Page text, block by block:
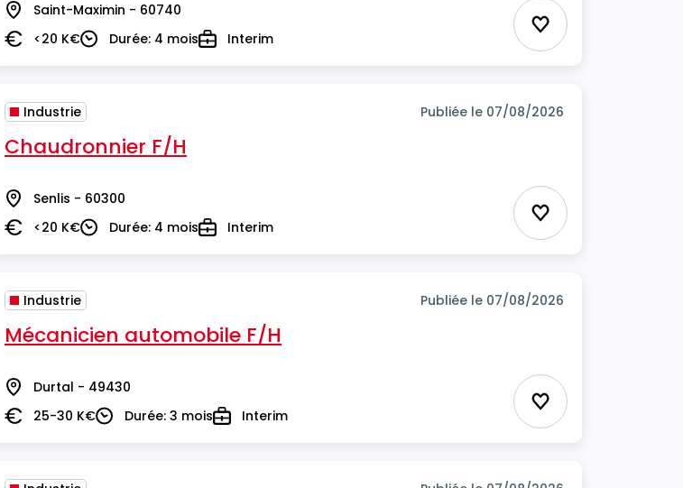
Lieu Saint-Maximin - 60740
Salaire<20 K€DuréeDurée: 4 moisTypeInterim Ajouter aux
Industrie Publiée le 07/08/2026
Chaudronnier F/H
Lieu Senlis - 60300
Salaire<20 K€DuréeDurée: 4 moisTypeInterim Ajouter aux
Industrie Publiée le 07/08/2026
Mécanicien automobile F/H
Lieu Durtal - 49430
Salaire25-30 K€DuréeDurée: 3 moisTypeInterim Ajouter aux